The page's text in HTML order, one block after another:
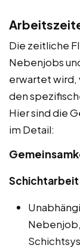
Die zeitliche
Nebenjobs
erwartet wird,
den
Hier sind die
im Detail: